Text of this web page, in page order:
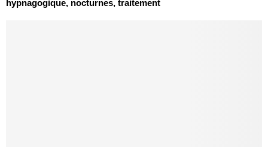
hypnagogique, nocturnes, traitement